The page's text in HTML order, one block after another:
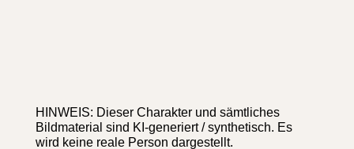
HINWEIS: Dieser Charakter und sämtliches
Bildmaterial sind KI-generiert / synthetisch. Es
wird keine reale Person dargestellt.